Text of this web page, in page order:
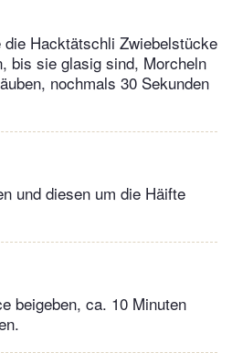
Hacktätschli Zwiebelstücke
bis sie glasig sind, Morcheln
nochmals 30 Sekunden
und diesen um die Häifte
beigeben, ca. 10 Minuten